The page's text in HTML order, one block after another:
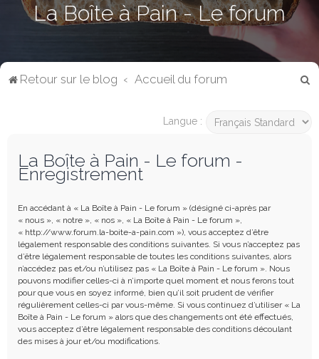
La Boîte à Pain - Le forum
Retour sur le blog Accueil du forum
Langue :
La Boîte à Pain - Le forum -
Enregistrement
En accédant à « La Boîte à Pain - Le forum » (désigné ci-après par
« nous », « notre », « nos », « La Boîte à Pain - Le forum »,
« http://www.forum.la-boite-a-pain.com »), vous acceptez d’être
légalement responsable des conditions suivantes. Si vous n’acceptez pas
d’être légalement responsable de toutes les conditions suivantes, alors
n’accédez pas et/ou n’utilisez pas « La Boîte à Pain - Le forum ». Nous
pouvons modifier celles-ci à n’importe quel moment et nous ferons tout
pour que vous en soyez informé, bien qu’il soit prudent de vérifier
régulièrement celles-ci par vous-même. Si vous continuez d’utiliser « La
Boîte à Pain - Le forum » alors que des changements ont été effectués,
vous acceptez d’être légalement responsable des conditions découlant
des mises à jour et/ou modifications.